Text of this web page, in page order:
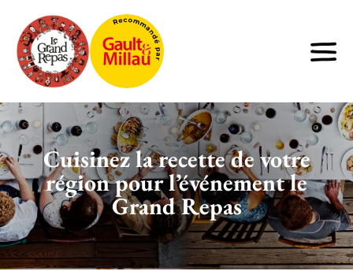
Cuisinez la recette de votre
région pour l’événement le
Grand Repas